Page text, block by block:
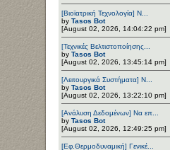
[Βιοϊατρική Τεχνολογία] Ν...
by Tasos Bot
[August 02, 2026, 14:04:22 pm]
[Τεχνικές Βελτιστοποίησης...
by Tasos Bot
[August 02, 2026, 13:45:14 pm]
[Λειτουργικά Συστήματα] Ν...
by Tasos Bot
[August 02, 2026, 13:22:10 pm]
[Ανάλυση Δεδομένων] Να επ...
by Tasos Bot
[August 02, 2026, 12:49:25 pm]
[Εφ.Θερμοδυναμική] Γενικέ...